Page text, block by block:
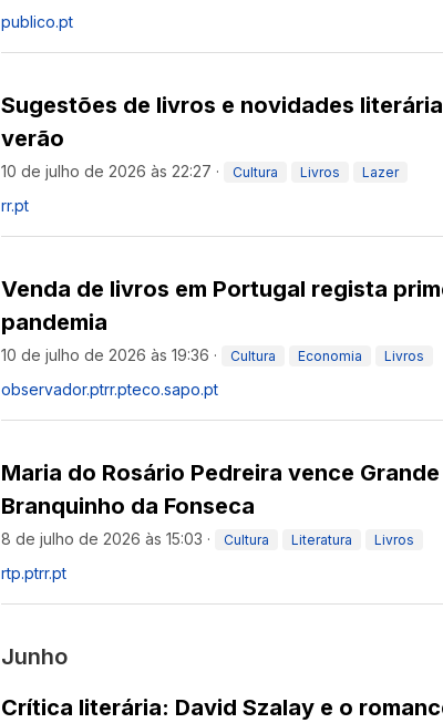
publico.pt
Sugestões de livros e novidades
verão
10 de julho de 2026 às 22:27 · Cultura Livros Lazer
rr.pt
Venda de livros em Portugal regista
pandemia
10 de julho de 2026 às 19:36 · Cultura Economia Livros
observador.ptrr.pteco.sapo.pt
Maria do Rosário Pedreira vence
Branquinho da Fonseca
8 de julho de 2026 às 15:03 · Cultura Literatura Livros
rtp.ptrr.pt
Junho
Crítica literária: David Szalay e o